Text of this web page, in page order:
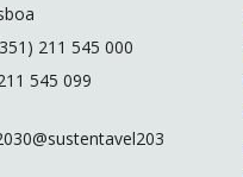
211 545 000
545 099